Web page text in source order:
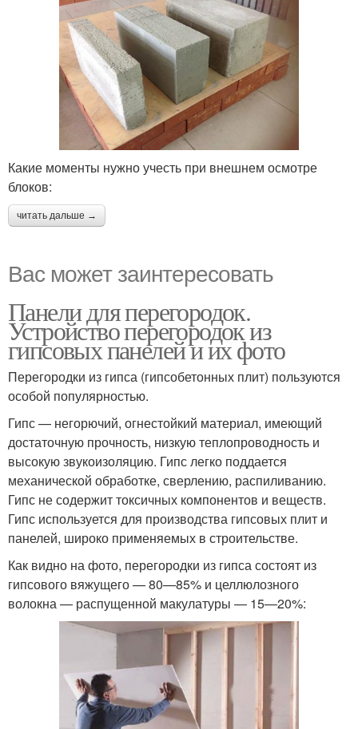
Какие моменты нужно учесть при внешнем осмотре
блоков:
читать дальше →
Вас может заинтересовать
Панели для перегородок.
Устройство перегородок из
гипсовых панелей и их фото
Перегородки из гипса (гипсобетонных плит) пользуются
особой популярностью.
Гипс — негорючий, огнестойкий материал, имеющий
достаточную прочность, низкую теплопроводность и
высокую звукоизоляцию. Гипс легко поддается
механической обработке, сверлению, распиливанию.
Гипс не содержит токсичных компонентов и веществ.
Гипс используется для производства гипсовых плит и
панелей, широко применяемых в строительстве.
Как видно на фото, перегородки из гипса состоят из
гипсового вяжущего — 80—85% и целлюлозного
волокна — распущенной макулатуры — 15—20%: